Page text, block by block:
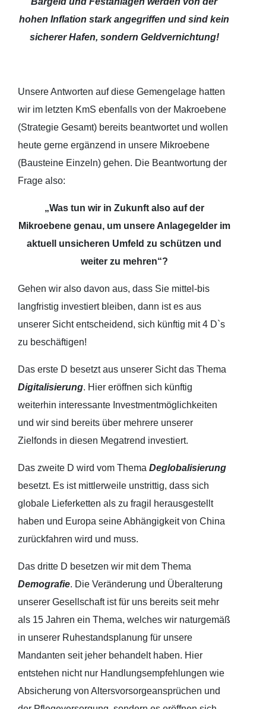
hohen Inflation stark angegriffen und sind kein
sicherer Hafen, sondern Geldvernichtung!
Unsere Antworten auf diese Gemengelage hatten
wir im letzten KmS ebenfalls von der Makroebene
(Strategie Gesamt) bereits beantwortet und wollen
heute gerne ergänzend in unsere Mikroebene
(Bausteine Einzeln) gehen. Die Beantwortung der
Frage also:
„Was tun wir in Zukunft also auf der
Mikroebene genau, um unsere Anlagegelder im
aktuell unsicheren Umfeld zu schützen und
weiter zu mehren“?
Gehen wir also davon aus, dass Sie mittel-bis
langfristig investiert bleiben, dann ist es aus
unserer Sicht entscheidend, sich künftig mit 4 D`s
zu beschäftigen!
Das erste D besetzt aus unserer Sicht das Thema
Digitalisierung. Hier eröffnen sich künftig
weiterhin interessante Investmentmöglichkeiten
und wir sind bereits über mehrere unserer
Zielfonds in diesen Megatrend investiert.
Das zweite D wird vom Thema Deglobalisierung
besetzt. Es ist mittlerweile unstrittig, dass sich
globale Lieferketten als zu fragil herausgestellt
haben und Europa seine Abhängigkeit von China
zurückfahren wird und muss.
Das dritte D besetzen wir mit dem Thema
Demografie. Die Veränderung und Überalterung
unserer Gesellschaft ist für uns bereits seit mehr
als 15 Jahren ein Thema, welches wir naturgemäß
in unserer Ruhestandsplanung für unsere
Mandanten seit jeher behandelt haben. Hier
entstehen nicht nur Handlungsempfehlungen wie
Absicherung von Altersvorsorgeansprüchen und